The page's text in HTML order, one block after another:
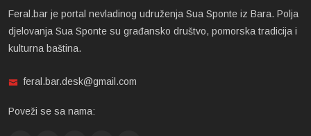
Feral.bar je portal nevladinog udruženja Sua Sponte iz Bara. Polja
djelovanja Sua Sponte su građansko društvo, pomorska tradicija i
kulturna baština.
feral.bar.desk@gmail.com
Poveži se sa nama: